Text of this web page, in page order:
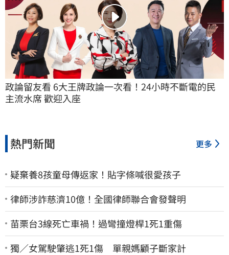
政論留友看 6大王牌政論一次看！24小時不斷電的民
主流水席 歡迎入座
熱門新聞 更多
疑棄養8孩童母傳返家！貼字條喊很愛孩子
律師涉詐慈濟10億！全國律師聯合會發聲明
苗栗台3線死亡車禍！過彎撞燈桿1死1重傷
獨／女駕駛肇逃1死1傷 單親媽顧子斷家計